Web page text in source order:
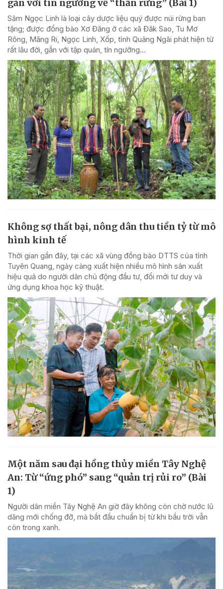
gắn với tín ngưỡng về “thần rừng” (Bài 1)
Sâm Ngọc Linh là loại cây dược liệu quý được núi rừng ban
tặng; được đồng bào Xơ Đăng ở các xã Đăk Sao, Tu Mơ
Rông, Măng Ri, Ngọc Linh, Xốp, tỉnh Quảng Ngãi phát hiện từ
rất lâu đời, gắn với tập quán, tín ngưỡng...
Không sợ thất bại, nông dân thu tiền tỷ từ mô
hình kinh tế
Thời gian gần đây, tại các xã vùng đồng bào DTTS của tỉnh
Tuyên Quang, ngày càng xuất hiện nhiều mô hình sản xuất
hiệu quả do người dân chủ động đầu tư, đổi mới tư duy và
ứng dụng khoa học kỹ thuật.
Một năm sau đại hồng thủy miền Tây Nghệ
An: Từ “ứng phó” sang “quản trị rủi ro” (Bài
1)
Người dân miền Tây Nghệ An giờ đây không còn chờ nước lũ
dâng mới chống đỡ, mà bắt đầu chuẩn bị từ khi bầu trời vẫn
còn trong xanh.